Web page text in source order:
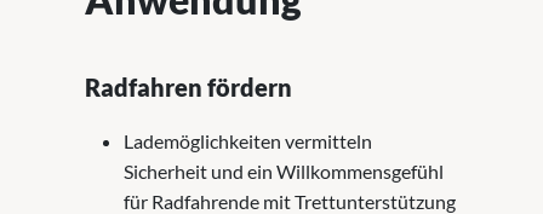
Radfahren fördern
Lademöglichkeiten vermitteln
Sicherheit und ein Willkommensgefühl
für Radfahrende mit Trettunterstützung